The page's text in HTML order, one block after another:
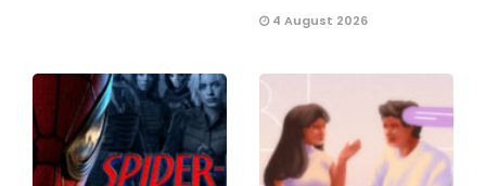
4 August 2026